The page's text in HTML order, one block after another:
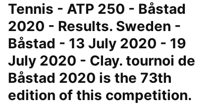
Tennis - ATP 250 - Båstad
2020 - Results. Sweden -
Båstad - 13 July 2020 - 19
July 2020 - Clay. tournoi de
Båstad 2020 is the 73th
edition of this competition.